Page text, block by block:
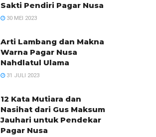
Sakti Pendiri Pagar Nusa
30 MEI 2023
Arti Lambang dan Makna
Warna Pagar Nusa
Nahdlatul Ulama
31 JULI 2023
12 Kata Mutiara dan
Nasihat dari Gus Maksum
Jauhari untuk Pendekar
Pagar Nusa